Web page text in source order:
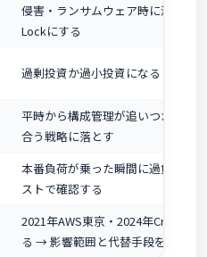
侵害・ランサムウェア時に消され
Lockにする
過剰投資か過小投資になる → 許容
平時から構成管理が追いつかず障
合う戦略に落とす
本番負荷が乗った瞬間に過負荷で
ストで確認する
2021年AWS東京・2024年
る → 影響範囲と代替手段を決めて